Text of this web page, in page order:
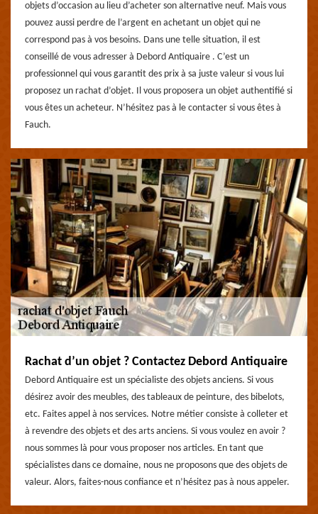
objets d’occasion au lieu d’acheter son alternative neuf. Mais vous
pouvez aussi perdre de l’argent en achetant un objet qui ne
correspond pas à vos besoins. Dans une telle situation, il est
conseillé de vous adresser à Debord Antiquaire . C’est un
professionnel qui vous garantit des prix à sa juste valeur si vous lui
proposez un rachat d’objet. Il vous proposera un objet authentifié si
vous êtes un acheteur. N’hésitez pas à le contacter si vous êtes à
Fauch.
Rachat d’un objet ? Contactez Debord Antiquaire
Debord Antiquaire est un spécialiste des objets anciens. Si vous
désirez avoir des meubles, des tableaux de peinture, des bibelots,
etc. Faites appel à nos services. Notre métier consiste à colleter et
à revendre des objets et des arts anciens. Si vous voulez en avoir ?
nous sommes là pour vous proposer nos articles. En tant que
spécialistes dans ce domaine, nous ne proposons que des objets de
valeur. Alors, faites-nous confiance et n’hésitez pas à nous appeler.